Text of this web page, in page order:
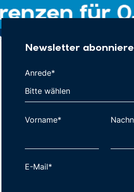
Newsletter
Anrede*
Vorname*
E-Mail*